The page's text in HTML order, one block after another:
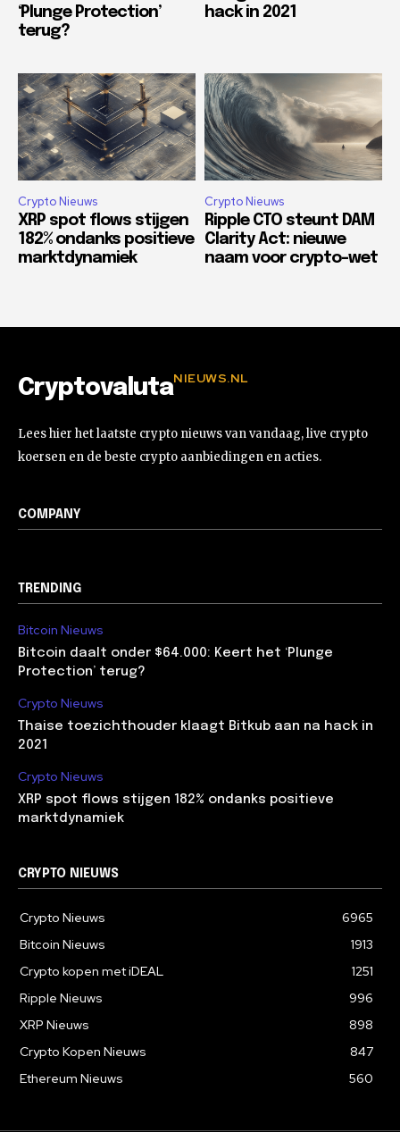
‘Plunge Protection’
terug?
hack in 2021
Crypto Nieuws
XRP spot flows stijgen
182% ondanks positieve
marktdynamiek
Crypto Nieuws
Ripple CTO steunt DAM
Clarity Act: nieuwe
naam voor crypto-wet
CryptovalutaNIEUWS.NL
Lees hier het laatste crypto nieuws van vandaag, live crypto
koersen en de beste crypto aanbiedingen en acties.
COMPANY
TRENDING
Bitcoin Nieuws
Bitcoin daalt onder $64.000: Keert het ‘Plunge
Protection’ terug?
Crypto Nieuws
Thaise toezichthouder klaagt Bitkub aan na hack in
2021
Crypto Nieuws
XRP spot flows stijgen 182% ondanks positieve
marktdynamiek
CRYPTO NIEUWS
Crypto Nieuws
6965
Bitcoin Nieuws
1913
Crypto kopen met iDEAL
1251
Ripple Nieuws
996
XRP Nieuws
898
Crypto Kopen Nieuws
847
Ethereum Nieuws
560